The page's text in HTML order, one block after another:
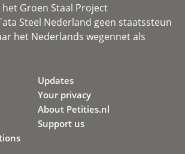
het Groen Staal Project
Steel Nederland geen staatssteun
het Nederlands wegennet als
Updates
Your privacy
About Petities.nl
Support us